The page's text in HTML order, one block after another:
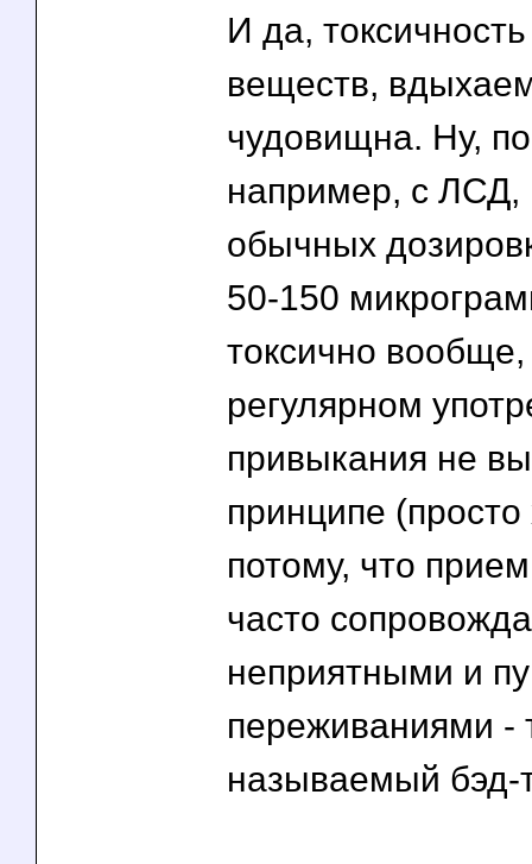
И да,
веществ,
чудовищна. Ну,
например, с ЛСД,
обычных
50-150
токсично
регулярном
привыкания не
принципе
потому, что
часто
неприятными и
переживаниями -
называемый бэд-